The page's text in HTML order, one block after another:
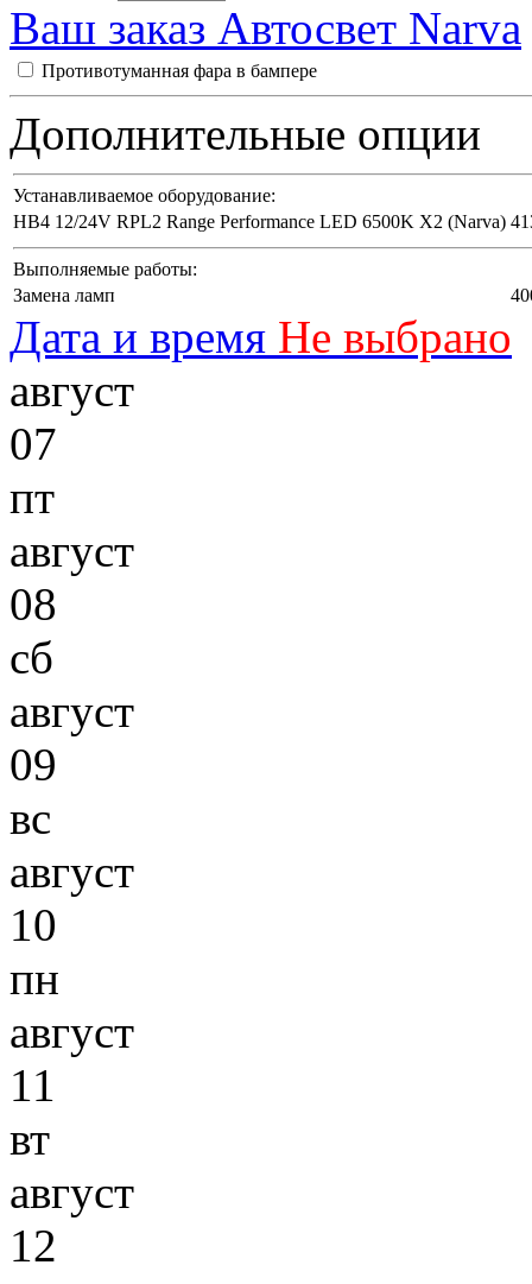
Ваш заказ Автосвет Narva
Противотуманная фара в бампере
Дополнительные опции
Устанавливаемое оборудование:
HB4 12/24V RPL2 Range Performance LED 6500K X2 (Narva)
Выполняемые работы:
Замена ламп
Дата и время Не выбрано
август
07
пт
август
08
сб
август
09
вс
август
10
пн
август
11
вт
август
12